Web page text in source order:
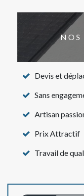
NOS
Devis et
Sans
Artisan
Prix Attractif
Travail de